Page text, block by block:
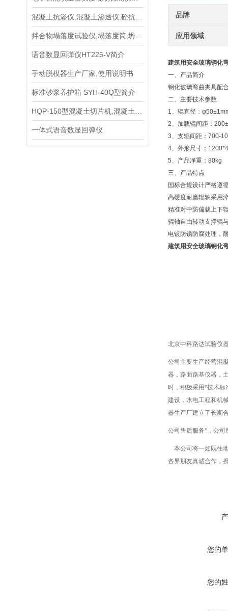
语音数显回弹仪HT225-V简介
手动脱模器生产厂家,使用说明书
标准砂浆养护箱 SYH-40Q型简介
一体式语音数显回弹仪
品牌
应用领域
建筑用安全玻璃钢化
一、产品简介
钢化玻璃弯曲夹具配
二、主要技术参数
1、辊直径：
2、加载辊间距：
3、支辊间距：700-
4、外形尺寸：
5、产品净重：80kg
三、产品特点
国标合规设计严格遵
高硬度耐磨辊轴采用
精准对中防偏载上下
辊轴自由转动支撑辊
电镀防锈防腐处理，
建筑用安全玻璃钢化
北京中科路达试验仪
公司主要生产经营混
器，路面路基仪器，
时，积极采用*技术
建设，水电工程和机
器生产厂建立了长期
公司售后服务*，公司
本公司将一如既往
各界朋友真诚合作，
您的
您的